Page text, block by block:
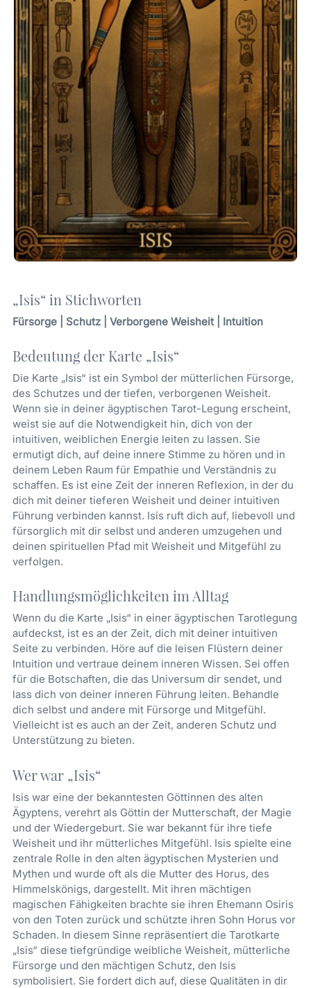
„Isis“ in Stichworten
Fürsorge | Schutz | Verborgene Weisheit | Intuition
Bedeutung der Karte „Isis“
Die Karte „Isis“ ist ein Symbol der mütterlichen Fürsorge,
des Schutzes und der tiefen, verborgenen Weisheit.
Wenn sie in deiner ägyptischen Tarot-Legung erscheint,
weist sie auf die Notwendigkeit hin, dich von der
intuitiven, weiblichen Energie leiten zu lassen. Sie
ermutigt dich, auf deine innere Stimme zu hören und in
deinem Leben Raum für Empathie und Verständnis zu
schaffen. Es ist eine Zeit der inneren Reflexion, in der du
dich mit deiner tieferen Weisheit und deiner intuitiven
Führung verbinden kannst. Isis ruft dich auf, liebevoll und
fürsorglich mit dir selbst und anderen umzugehen und
deinen spirituellen Pfad mit Weisheit und Mitgefühl zu
verfolgen.
Handlungsmöglichkeiten im Alltag
Wenn du die Karte „Isis“ in einer ägyptischen Tarotlegung
aufdeckst, ist es an der Zeit, dich mit deiner intuitiven
Seite zu verbinden. Höre auf die leisen Flüstern deiner
Intuition und vertraue deinem inneren Wissen. Sei offen
für die Botschaften, die das Universum dir sendet, und
lass dich von deiner inneren Führung leiten. Behandle
dich selbst und andere mit Fürsorge und Mitgefühl.
Vielleicht ist es auch an der Zeit, anderen Schutz und
Unterstützung zu bieten.
Wer war „Isis“
Isis war eine der bekanntesten Göttinnen des alten
Ägyptens, verehrt als Göttin der Mutterschaft, der Magie
und der Wiedergeburt. Sie war bekannt für ihre tiefe
Weisheit und ihr mütterliches Mitgefühl. Isis spielte eine
zentrale Rolle in den alten ägyptischen Mysterien und
Mythen und wurde oft als die Mutter des Horus, des
Himmelskönigs, dargestellt. Mit ihren mächtigen
magischen Fähigkeiten brachte sie ihren Ehemann Osiris
von den Toten zurück und schützte ihren Sohn Horus vor
Schaden. In diesem Sinne repräsentiert die Tarotkarte
„Isis“ diese tiefgründige weibliche Weisheit, mütterliche
Fürsorge und den mächtigen Schutz, den Isis
symbolisiert. Sie fordert dich auf, diese Qualitäten in dir